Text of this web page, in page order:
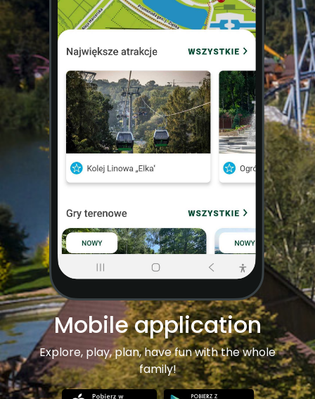
Mobile application
Explore, play, plan, have fun with the whole
family!